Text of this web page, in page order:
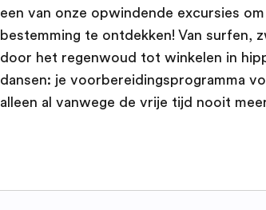
een van onze opwindende excursies
bestemming te ontdekken! Van surfen,
door het regenwoud tot winkelen in
dansen: je voorbereidingsprogramma
alleen al vanwege de vrije tijd nooit